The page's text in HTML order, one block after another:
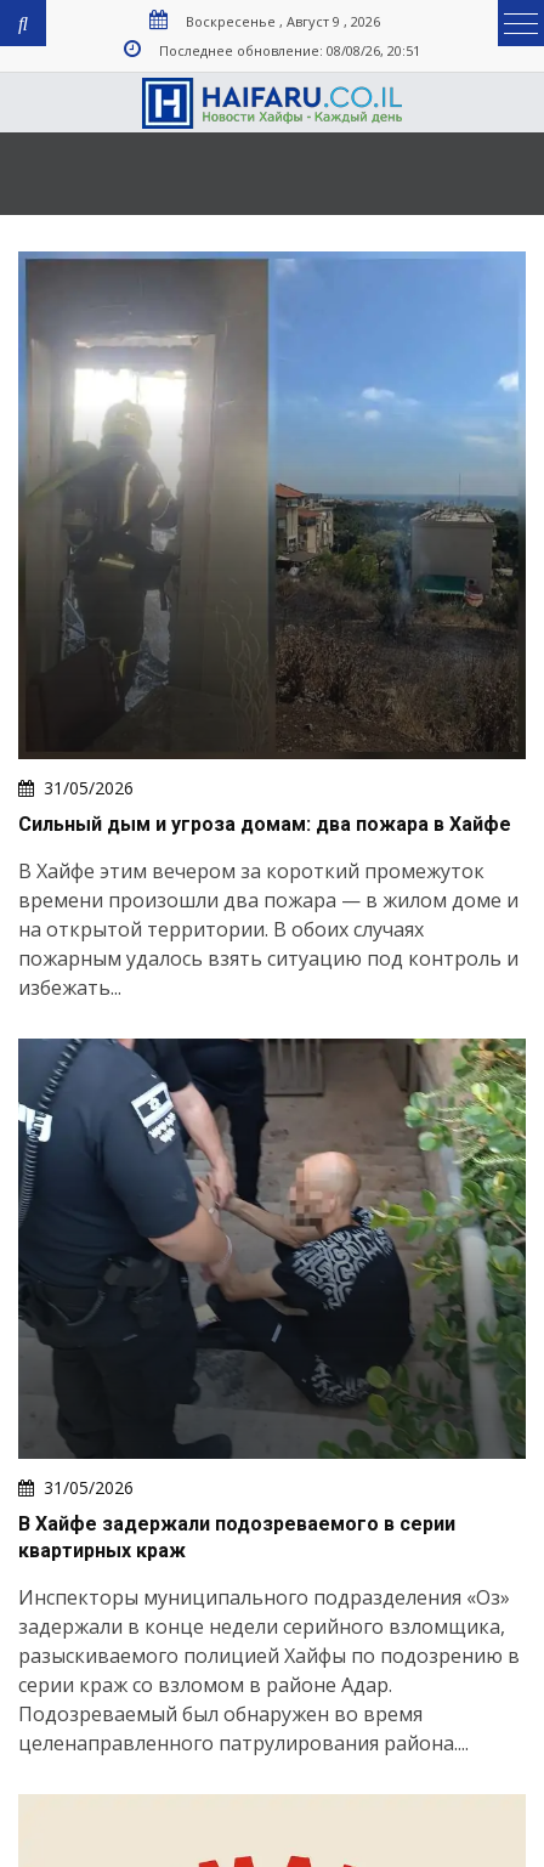
Воскресенье , Август 9 , 2026
Последнее обновление: 08/08/26, 20:51
31/05/2026
Сильный дым и угроза домам: два пожара в Хайфе
В Хайфе этим вечером за короткий промежуток
времени произошли два пожара — в жилом доме и
на открытой территории. В обоих случаях
пожарным удалось взять ситуацию под контроль и
избежать...
31/05/2026
В Хайфе задержали подозреваемого в серии
квартирных краж
Инспекторы муниципального подразделения «Оз»
задержали в конце недели серийного взломщика,
разыскиваемого полицией Хайфы по подозрению в
серии краж со взломом в районе Адар.
Подозреваемый был обнаружен во время
целенаправленного патрулирования района....